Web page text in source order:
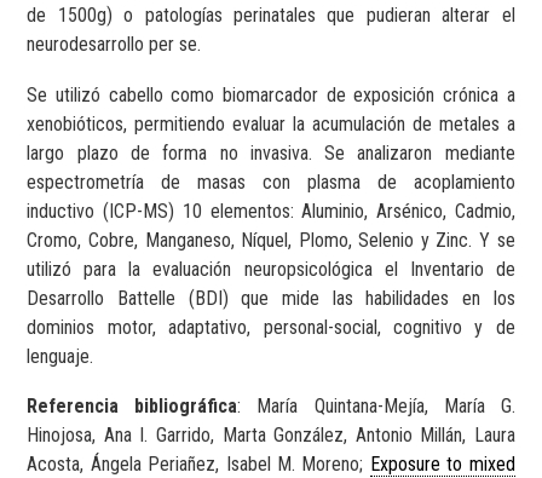
de 1500g) o patologías perinatales que pudieran alterar el
neurodesarrollo per se.
Se utilizó cabello como biomarcador de exposición crónica a
xenobióticos, permitiendo evaluar la acumulación de metales a
largo plazo de forma no invasiva. Se analizaron mediante
espectrometría de masas con plasma de acoplamiento
inductivo (ICP-MS) 10 elementos: Aluminio, Arsénico, Cadmio,
Cromo, Cobre, Manganeso, Níquel, Plomo, Selenio y Zinc. Y se
utilizó para la evaluación neuropsicológica el Inventario de
Desarrollo Battelle (BDI) que mide las habilidades en los
dominios motor, adaptativo, personal-social, cognitivo y de
lenguaje.
Referencia bibliográfica: María Quintana-Mejía, María G.
Hinojosa, Ana I. Garrido, Marta González, Antonio Millán, Laura
Acosta, Ángela Periañez, Isabel M. Moreno; Exposure to mixed